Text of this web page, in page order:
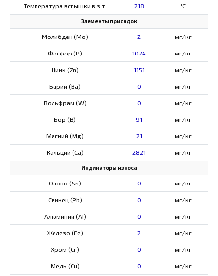
Температура вспышки в з.т. 218 °C
Элементы присадок
Молибден (Мо) 2 мг/кг
Фосфор (Р) 1024 мг/кг
Цинк (Zn) 1151 мг/кг
Барий (Ва) 0 мг/кг
Вольфрам (W) 0 мг/кг
Бор (В) 91 мг/кг
Магний (Mg) 21 мг/кг
Кальций (Са) 2821 мг/кг
Индикаторы износа
Олово (Sn) 0 мг/кг
Свинец (Pb) 0 мг/кг
Алюминий (AI) 0 мг/кг
Железо (Fe) 2 мг/кг
Хром (Сг) 0 мг/кг
Медь (Cu) 0 мг/кг